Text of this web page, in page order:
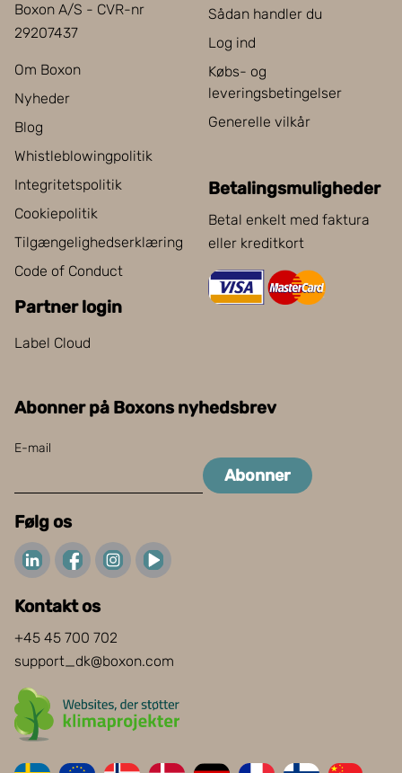
Boxon A/S - CVR-nr
29207437
Om Boxon
Nyheder
Blog
Whistleblowingpolitik
Integritetspolitik
Cookiepolitik
Tilgængelighedserklæring
Code of Conduct
Partner login
Label Cloud
Sådan handler du
Log ind
Købs- og
leveringsbetingelser
Generelle vilkår
Betalingsmuligheder
Betal enkelt med faktura
eller kreditkort
Abonner på Boxons nyhedsbrev
E-mail
Abonner
Følg os
Kontakt os
+45 45 700 702
support_dk@boxon.com